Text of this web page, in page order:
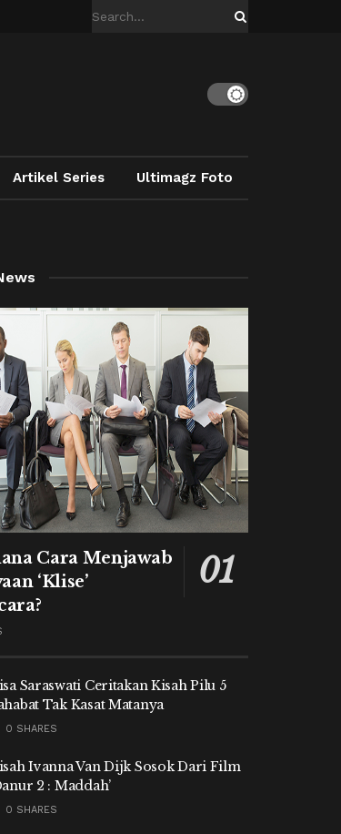
Artikel Series Ultimagz Foto
Cara Menjawab
‘Klise’
Saraswati Ceritakan Kisah Pilu 5
Tak Kasat Matanya
0 SHARES
Ivanna Van Dijk Sosok Dari Film
2 : Maddah’
0 SHARES